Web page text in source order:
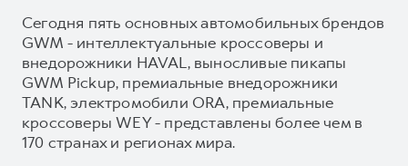
Сегодня пять основных автомобильных брендов
GWM - интеллектуальные кроссоверы и
внедорожники HAVAL, выносливые пикапы
GWM Pickup, премиальные внедорожники
TANK, электромобили ORA, премиальные
кроссоверы WEY - представлены более чем в
170 странах и регионах мира.